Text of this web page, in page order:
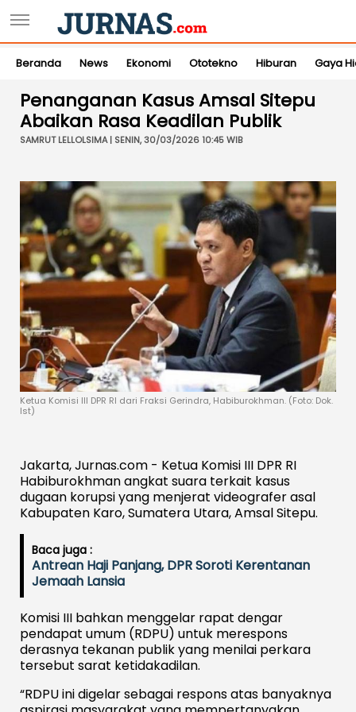
Beranda News Ekonomi Ototekno Hiburan Gaya
Penanganan Kasus Amsal Sitepu
Abaikan Rasa Keadilan Publik
SAMRUT LELLOLSIMA | SENIN, 30/03/2026 10:45 WIB
Ketua Komisi III DPR RI dari Fraksi Gerindra, Habiburokhman. (Foto: Dok.
Ist)
Jakarta, Jurnas.com - Ketua Komisi III DPR RI
Habiburokhman angkat suara terkait kasus
dugaan korupsi yang menjerat videografer asal
Kabupaten Karo, Sumatera Utara, Amsal Sitepu.
Baca juga :
Antrean Haji Panjang, DPR Soroti Kerentanan
Jemaah Lansia
Komisi III bahkan menggelar rapat dengar
pendapat umum (RDPU) untuk merespons
derasnya tekanan publik yang menilai perkara
tersebut sarat ketidakadilan.
“RDPU ini digelar sebagai respons atas banyaknya